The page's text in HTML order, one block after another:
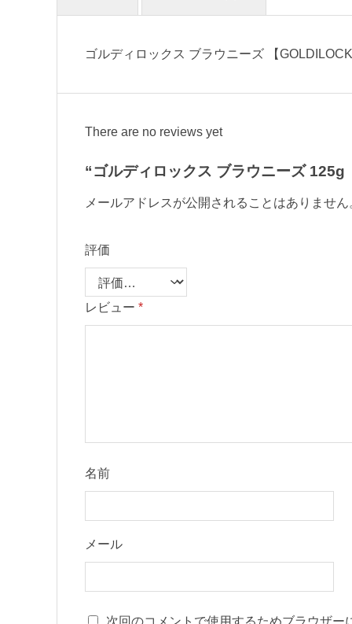
ゴルディロックス ブラウニーズ 【
There are no reviews yet
“ゴルディロックス ブラウニーズ
メールアドレスが公開されることはありません
評価
レビュー *
名前
メール